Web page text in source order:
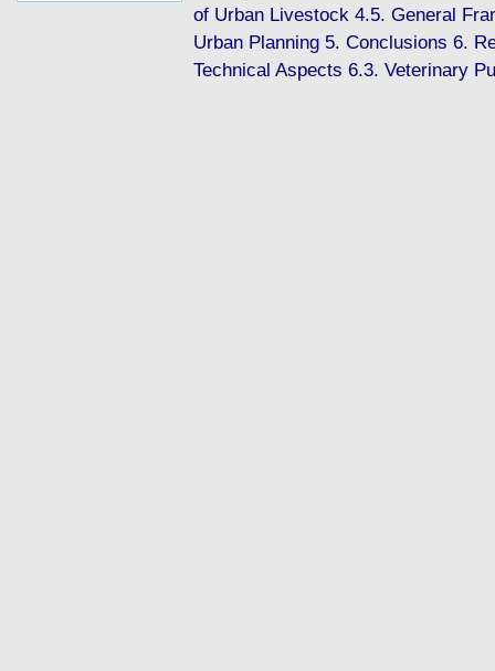
of Urban Livestock 4.5. General
Urban Planning 5. Conclusions 6.
Technical Aspects 6.3. Veterinary